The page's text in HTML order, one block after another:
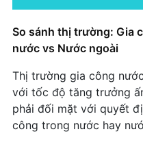
Trọng
Learning Chain: Câu
Nước Đóng Chai Nhãn
Privé Spa Sử Dụng
Lược Thương Hiệu
AP Sports Club: Bí
So sánh thị trường: Gia
nước vs Nước ngoài
Thị trường gia công
với tốc độ tăng trưởng
phải đối mặt với quyết
công trong nước hay